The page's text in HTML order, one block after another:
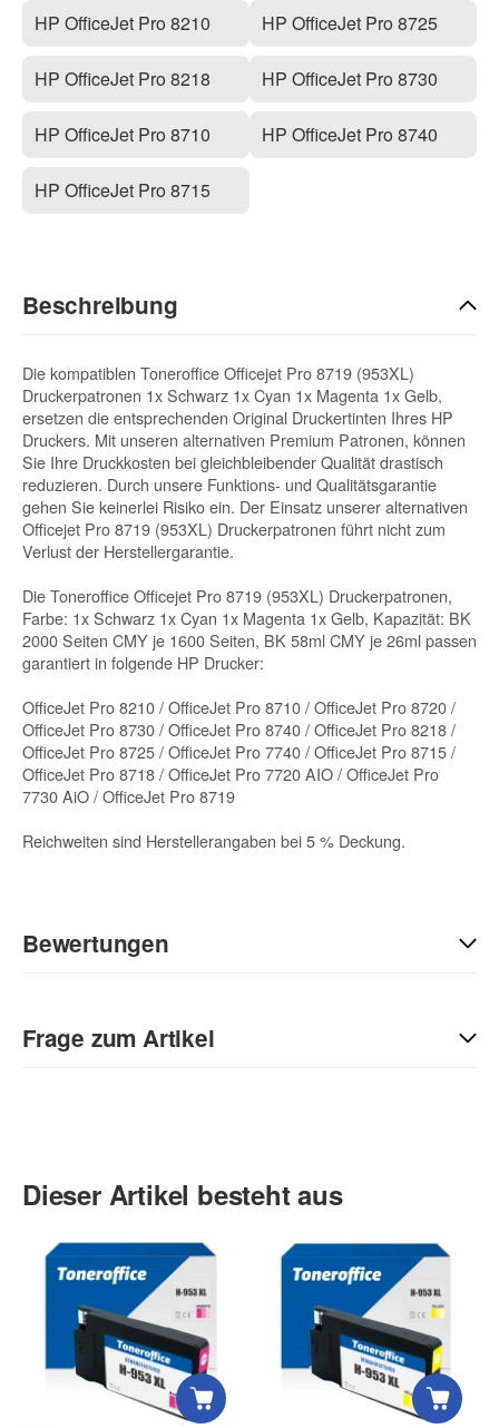
HP OfficeJet Pro 8210
HP OfficeJet Pro 8218
HP OfficeJet Pro 8710
HP OfficeJet Pro 8715
HP OfficeJet Pro 8725
HP OfficeJet Pro 8730
HP OfficeJet Pro 8740
Beschreibung
Die kompatiblen Toneroffice Officejet Pro 8719 (953XL)
Druckerpatronen 1x Schwarz 1x Cyan 1x Magenta 1x Gelb,
ersetzen die entsprechenden Original Druckertinten Ihres HP
Druckers. Mit unseren alternativen Premium Patronen, können
Sie Ihre Druckkosten bei gleichbleibender Qualität drastisch
reduzieren. Durch unsere Funktions- und Qualitätsgarantie
gehen Sie keinerlei Risiko ein. Der Einsatz unserer alternativen
Officejet Pro 8719 (953XL) Druckerpatronen führt nicht zum
Verlust der Herstellergarantie.
Die Toneroffice Officejet Pro 8719 (953XL) Druckerpatronen,
Farbe: 1x Schwarz 1x Cyan 1x Magenta 1x Gelb, Kapazität: BK
2000 Seiten CMY je 1600 Seiten, BK 58ml CMY je 26ml passen
garantiert in folgende HP Drucker:
OfficeJet Pro 8210 / OfficeJet Pro 8710 / OfficeJet Pro 8720 /
OfficeJet Pro 8730 / OfficeJet Pro 8740 / OfficeJet Pro 8218 /
OfficeJet Pro 8725 / OfficeJet Pro 7740 / OfficeJet Pro 8715 /
OfficeJet Pro 8718 / OfficeJet Pro 7720 AIO / OfficeJet Pro
7730 AiO / OfficeJet Pro 8719
Reichweiten sind Herstellerangaben bei 5 % Deckung.
Bewertungen
Sie Anderen bei der Kaufentscheidung:
Frage zum Artikel
Vorname
Nachname
Dieser Artikel besteht aus